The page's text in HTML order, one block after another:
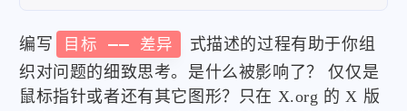
编写 目标 —— 差异
式描述的过程有助于你组
织对问题的细致思考。是什么被影响了？ 仅仅是
鼠标指针或者还有其它图形？只在 X.org 的 X 版